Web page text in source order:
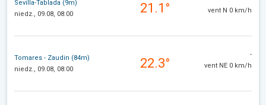
Sevilla-Tablada (9m)
niedz., 09.08, 08:00
21.1°
vent N 0 km/h
Tomares - Zaudin (84m)
niedz., 09.08, 08:00
22.3°
-
vent NE 0 km/h